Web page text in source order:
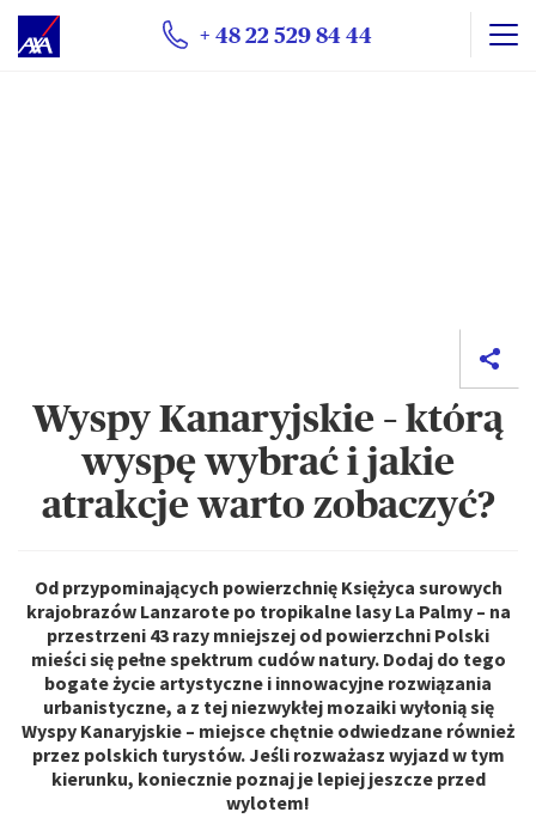
+ 48 22 529 84 44
Wyspy Kanaryjskie – którą
wyspę wybrać i jakie
atrakcje warto zobaczyć?
Od przypominających powierzchnię Księżyca surowych
krajobrazów Lanzarote po tropikalne lasy La Palmy – na
przestrzeni 43 razy mniejszej od powierzchni Polski
mieści się pełne spektrum cudów natury. Dodaj do tego
bogate życie artystyczne i innowacyjne rozwiązania
urbanistyczne, a z tej niezwykłej mozaiki wyłonią się
Wyspy Kanaryjskie – miejsce chętnie odwiedzane również
przez polskich turystów. Jeśli rozważasz wyjazd w tym
kierunku, koniecznie poznaj je lepiej jeszcze przed
wylotem!